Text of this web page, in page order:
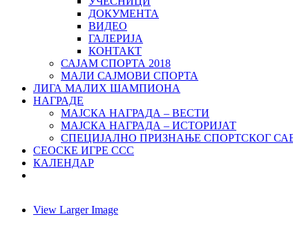
ДОКУМЕНТА
ВИДЕО
ГАЛЕРИЈА
КОНТАКТ
САЈАМ СПОРТА 2018
МАЛИ САЈМОВИ СПОРТА
ЛИГА МАЛИХ ШАМПИОНА
НАГРАДЕ
МАЈСКА НАГРАДА – ВЕСТИ
МАЈСКА НАГРАДА – ИСТОРИЈАТ
СПЕЦИЈАЛНО ПРИЗНАЊЕ СПОРТСКОГ
СЕОСКЕ ИГРЕ ССС
КАЛЕНДАР
View Larger Image